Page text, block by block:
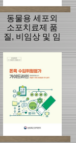
동물용 세포외
소포치료제 품
질, 비임상 및 임
라인